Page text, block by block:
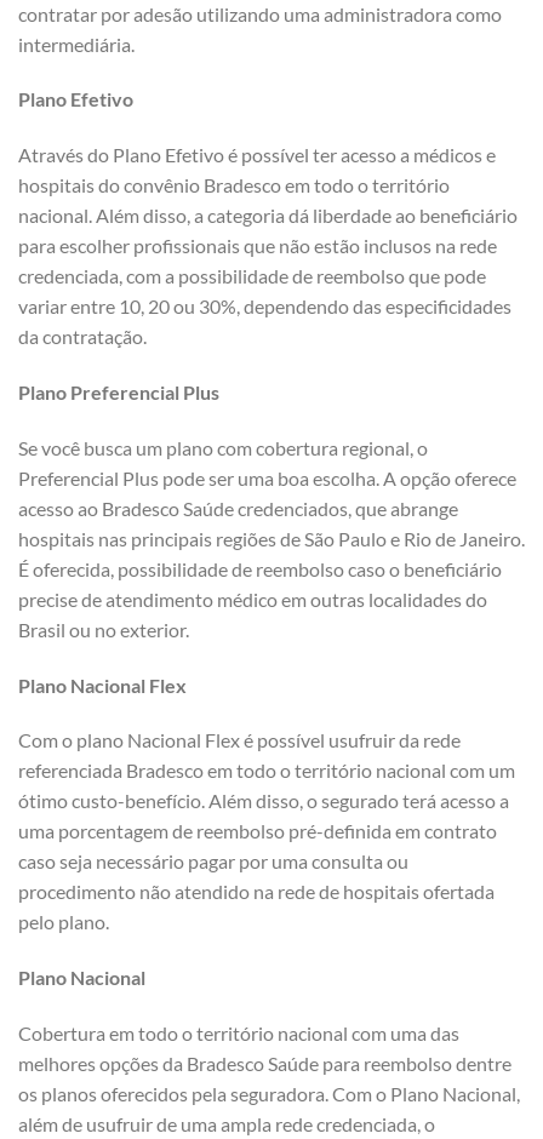
contratar por adesão utilizando uma administradora como
intermediária.
Plano Efetivo
Através do Plano Efetivo é possível ter acesso a médicos e
hospitais do convênio Bradesco em todo o território
nacional. Além disso, a categoria dá liberdade ao beneficiário
para escolher profissionais que não estão inclusos na rede
credenciada, com a possibilidade de reembolso que pode
variar entre 10, 20 ou 30%, dependendo das especificidades
da contratação.
Plano Preferencial Plus
Se você busca um plano com cobertura regional, o
Preferencial Plus pode ser uma boa escolha. A opção oferece
acesso ao Bradesco Saúde credenciados, que abrange
hospitais nas principais regiões de São Paulo e Rio de Janeiro.
É oferecida, possibilidade de reembolso caso o beneficiário
precise de atendimento médico em outras localidades do
Brasil ou no exterior.
Plano Nacional Flex
Com o plano Nacional Flex é possível usufruir da rede
referenciada Bradesco em todo o território nacional com um
ótimo custo-benefício. Além disso, o segurado terá acesso a
uma porcentagem de reembolso pré-definida em contrato
caso seja necessário pagar por uma consulta ou
procedimento não atendido na rede de hospitais ofertada
pelo plano.
Plano Nacional
Cobertura em todo o território nacional com uma das
melhores opções da Bradesco Saúde para reembolso dentre
os planos oferecidos pela seguradora. Com o Plano Nacional,
além de usufruir de uma ampla rede credenciada, o